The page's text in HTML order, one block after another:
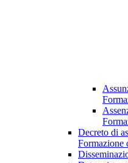
Decreto di
Formazione